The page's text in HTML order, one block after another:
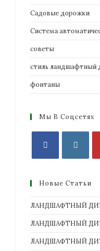
Садовые дорожки
Система
советы
стиль ландшафтный
фонтаны
Мы В Соцсетях
Новые Статьи
ЛАНДШАФТНЫЙ
ЛАНДШАФТНЫЙ
ЛАНДШАФТНЫЙ